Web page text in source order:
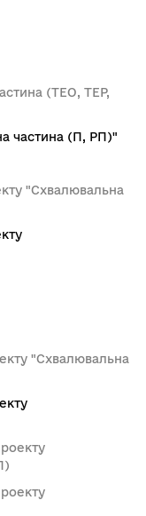
(ТЕО, ТЕР,
частина (П, РП)"
"Схвалювальна
"Схвалювальна